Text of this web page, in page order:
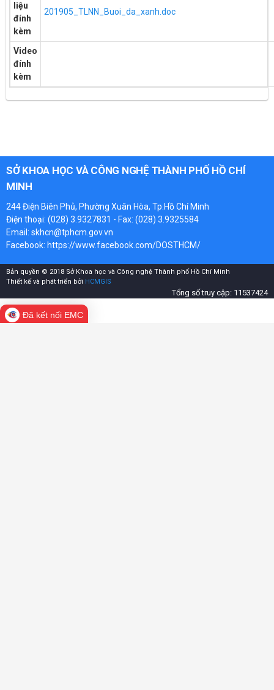
liệu
đính
kèm
201905_TLNN_Buoi_da_xanh.doc
Video
đính
kèm
SỞ KHOA HỌC VÀ CÔNG NGHỆ THÀNH PHỐ HỒ CHÍ
MINH
244 Điện Biên Phủ, Phường Xuân Hòa, Tp.Hồ Chí Minh
Điện thoại: (028) 3.9327831 - Fax: (028) 3.9325584
Email: skhcn@tphcm.gov.vn
Facebook: https://www.facebook.com/DOSTHCM/
Bản quyền © 2018 Sở Khoa học và Công nghệ Thành phố Hồ Chí Minh
Thiết kế và phát triển bởi HCMGIS
Tổng số truy cập: 11537424
Đã kết nối EMC